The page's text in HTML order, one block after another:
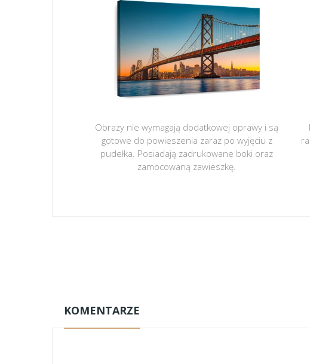
Obrazy nie wymagają dodatkowej oprawy i są
gotowe do powieszenia zaraz po wyjęciu z
pudełka. Posiadają zadrukowane boki oraz
zamocowaną zawieszkę.
KOMENTARZE